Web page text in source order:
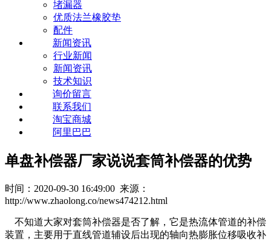
堵漏器
优质法兰橡胶垫
配件
新闻资讯
行业新闻
新闻资讯
技术知识
询价留言
联系我们
淘宝商城
阿里巴巴
单盘补偿器厂家说说套筒补偿器的优势
时间：2020-09-30 16:49:00 来源：
http://www.zhaolong.co/news474212.html
不知道大家对套筒补偿器是否了解，它是热流体管道的补偿
装置，主要用于直线管道辅设后出现的轴向热膨胀位移吸收补